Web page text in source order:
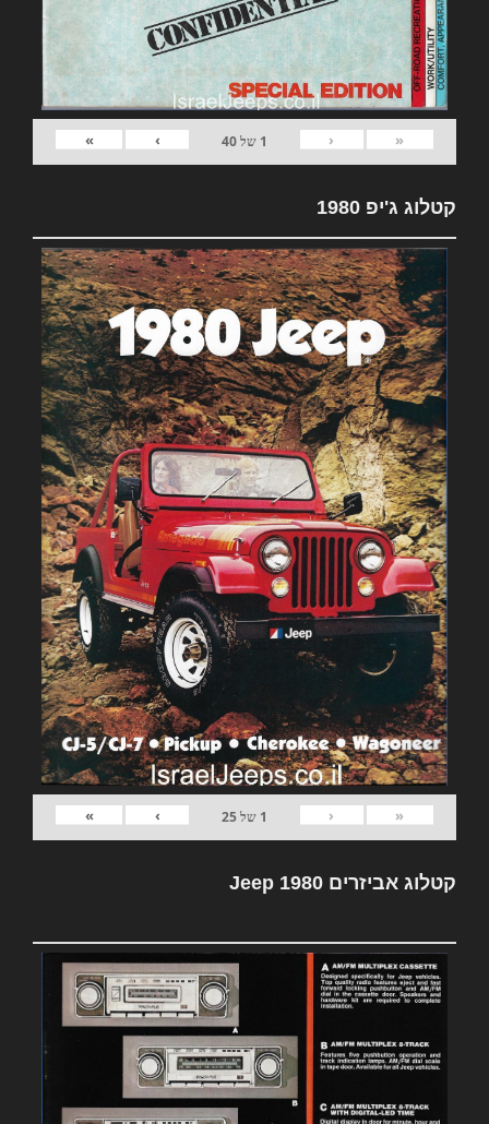
«
‹
1 של40
›
»
קטלוג ג'יפ 1980
«
‹
1 של25
›
»
קטלוג אביזרים Jeep 1980